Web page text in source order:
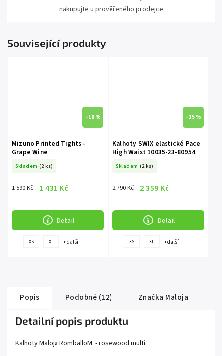
nakupujte u prověřeného prodejce
Související produkty
–10 %
Mizuno Printed Tights -
Grape Wine
Skladem (2 ks)
1 590 Kč 1 431 Kč
Detail
XS XL + další
–15 %
Kalhoty SWIX elastické Pace
High Waist 10035-23-80954
Skladem (2 ks)
2 790 Kč 2 359 Kč
Detail
XS XL + další
Popis Podobné (12) Značka Maloja
Detailní popis produktu
Kalhoty Maloja RomballoM. - rosewood multi